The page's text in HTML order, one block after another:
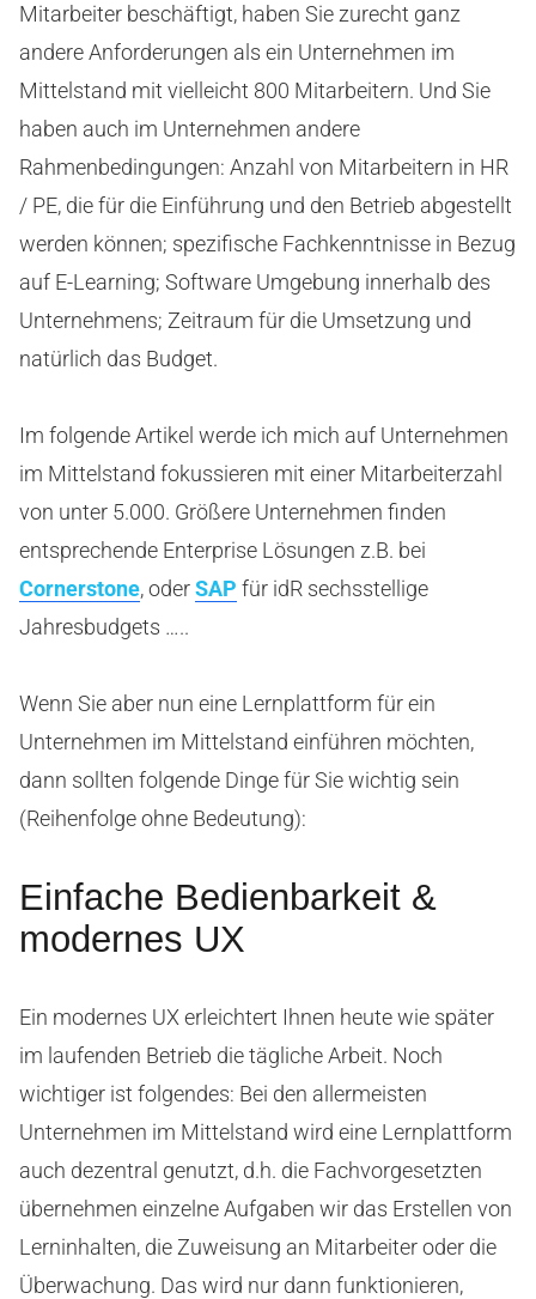
Mitarbeiter beschäftigt, haben Sie zurecht ganz
andere Anforderungen als ein Unternehmen im
Mittelstand mit vielleicht 800 Mitarbeitern. Und Sie
haben auch im Unternehmen andere
Rahmenbedingungen: Anzahl von Mitarbeitern in HR
/ PE, die für die Einführung und den Betrieb abgestellt
werden können; spezifische Fachkenntnisse in Bezug
auf E-Learning; Software Umgebung innerhalb des
Unternehmens; Zeitraum für die Umsetzung und
natürlich das Budget.
Im folgende Artikel werde ich mich auf Unternehmen
im Mittelstand fokussieren mit einer Mitarbeiterzahl
von unter 5.000. Größere Unternehmen finden
entsprechende Enterprise Lösungen z.B. bei
Cornerstone, oderSAP für idR sechsstellige
Jahresbudgets …..
Wenn Sie aber nun eine Lernplattform für ein
Unternehmen im Mittelstand einführen möchten,
dann sollten folgende Dinge für Sie wichtig sein
(Reihenfolge ohne Bedeutung):
Einfache Bedienbarkeit &
modernes UX
Ein modernes UX erleichtert Ihnen heute wie später
im laufenden Betrieb die tägliche Arbeit. Noch
wichtiger ist folgendes: Bei den allermeisten
Unternehmen im Mittelstand wird eine Lernplattform
auch dezentral genutzt, d.h. die Fachvorgesetzten
übernehmen einzelne Aufgaben wir das Erstellen von
Lerninhalten, die Zuweisung an Mitarbeiter oder die
Überwachung. Das wird nur dann funktionieren,